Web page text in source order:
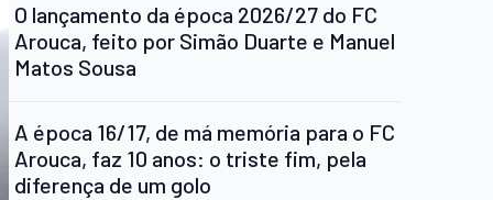
O lançamento da época 2026/27 do FC
Arouca, feito por Simão Duarte e Manuel
Matos Sousa
A época 16/17, de má memória para o FC
Arouca, faz 10 anos: o triste fim, pela
diferença de um golo